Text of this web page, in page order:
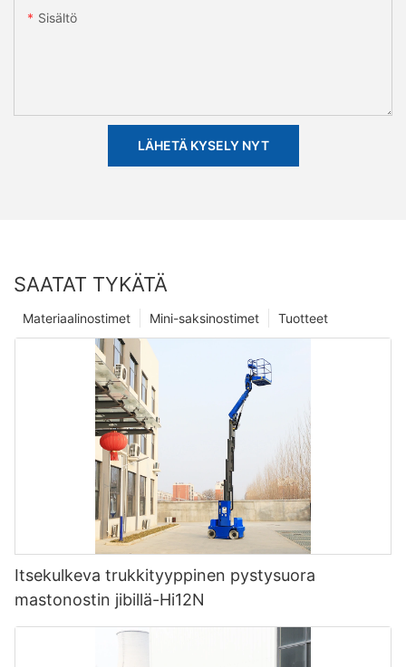
Sisältö
LÄHETÄ KYSELY NYT
SAATAT TYKÄTÄ
Tuotteet
Mini-saksinostimet
Materiaalinostimet
Itsekulkeva trukkityyppinen pystysuora
mastonostin jibillä-Hi12N